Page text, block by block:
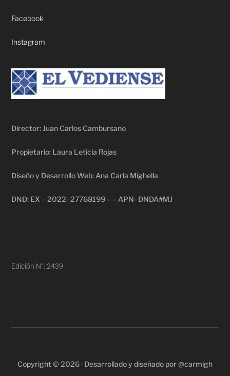
Facebook
Instagram
Director: Juan Carlos Cambursano
Propietario: Laura Leticia Rojas
Diseño y Desarrollo Web: Ana Carla Mighella
DND: EX – 2022- 27768199 – – APN- DNDA#MJ
Edición N°: 2439
Copyright © 2026 · Desarrollado y diseñado por @carmigh